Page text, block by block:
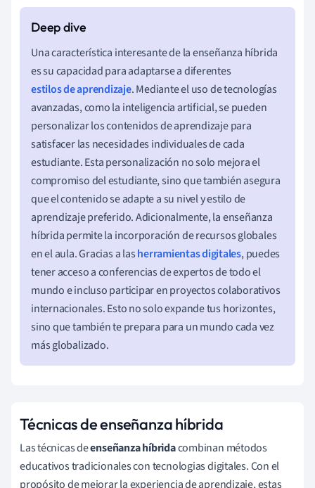
Una característica interesante de la enseñanza híbrida
es su capacidad para adaptarse a diferentes
estilos de aprendizaje. Mediante el uso de tecnologías
avanzadas, como la inteligencia artificial, se pueden
personalizar los contenidos de aprendizaje para
satisfacer las necesidades individuales de cada
estudiante. Esta personalización no solo mejora el
compromiso del estudiante, sino que también asegura
que el contenido se adapte a su nivel y estilo de
aprendizaje preferido. Adicionalmente, la enseñanza
híbrida permite la incorporación de recursos globales
en el aula. Gracias a lasherramientas digitales, puedes
tener acceso a conferencias de expertos de todo el
mundo e incluso participar en proyectos colaborativos
internacionales. Esto no solo expande tus horizontes,
sino que también te prepara para un mundo cada vez
más globalizado.
Técnicas de enseñanza híbrida
Las técnicas deenseñanza híbridacombinan métodos
educativos tradicionales con tecnologias digitales. Con el
propósito de mejorar la experiencia de aprendizaje, estas